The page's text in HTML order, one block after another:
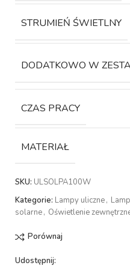
STRUMIEŃ ŚWIETLNY
DODATKOWO W
CZAS PRACY
MATERIAŁ
SKU: ULSOLPA100W
Kategorie: Lampy uliczne,
solarne, Oświetlenie
Porównaj
Udostępnij: